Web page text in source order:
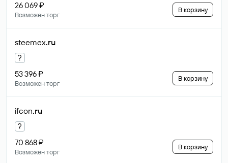
26 069 ₽
Возможен торг
В корзину
steemex.ru
?
53 396 ₽
Возможен торг
В корзину
ifcon.ru
?
70 868 ₽
Возможен торг
В корзину